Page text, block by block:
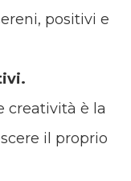
positivi e
creatività è la
il proprio